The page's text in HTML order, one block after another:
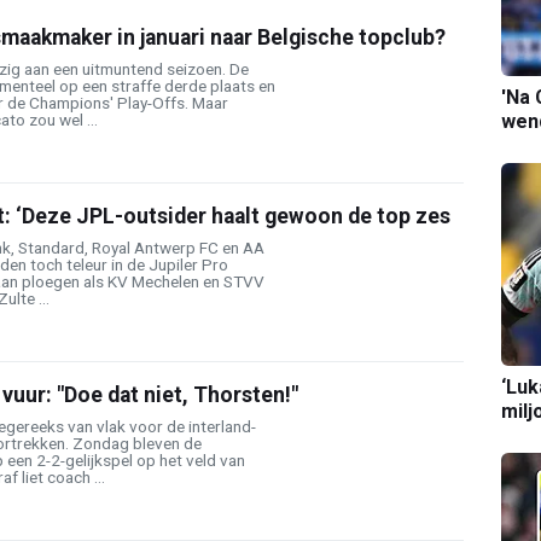
in januari naar Belgische topclub?
aan een uitmuntend seizoen. De
op een straffe derde plaats en
de Champions' Play-Offs. Maar
zou wel ...
‘Deze JPL-outsider haalt gewoon de top zes
Standard, Royal Antwerp FC en AA
toch teleur in de Jupiler Pro
ploegen als KV Mechelen en STVV
...
"Doe dat niet, Thorsten!"
van vlak voor de interland-
Zondag bleven de
2-2-gelijkspel op het veld van
liet coach ...
'Na